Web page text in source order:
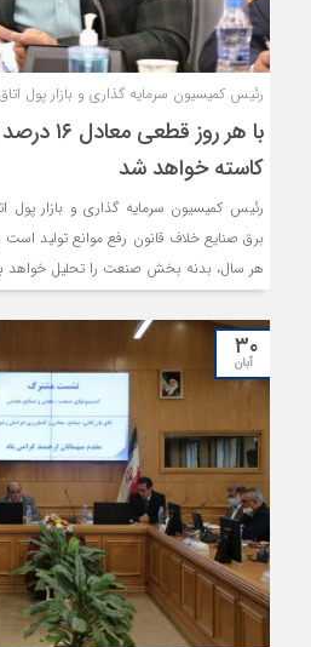
رئیس کمیسیون سرمایه گذاری و بازار پول
با هر روز
کاسته خواهد شد
رئیس کمیسیون سرمایه گذاری و بازار
برق صنایع خلاف قانون رفع موانع تولید است
هر سال، بدنه بخش صنعت را تحلیل خواهد
۳۰
آبان